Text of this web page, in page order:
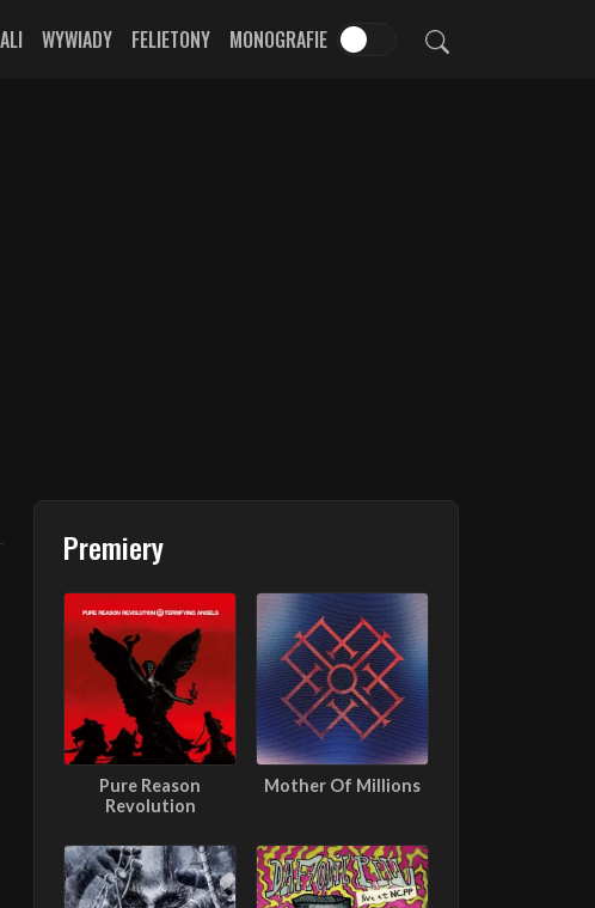
WYWIADY FELIETONY MONOGRAFIE
Premiery
Pure Reason
Revolution
Mother Of Millions